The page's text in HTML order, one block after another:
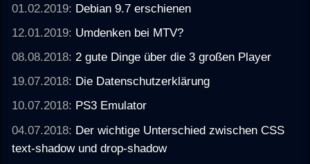
01.02.2019: Debian 9.7 erschienen
12.01.2019: Umdenken bei MTV?
08.08.2018:2 gute Dinge über die 3 großen Player
19.07.2018: Die Datenschutzerklärung
10.07.2018: PS3 Emulator
04.07.2018: Der wichtige Unterschied zwischen CSS
text-shadow und drop-shadow